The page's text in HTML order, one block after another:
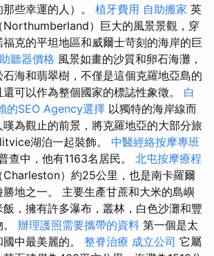
些幸運的人）。 植牙費用 自助搬家 英
Northumberland）巨大的風景景觀，穿
克的平坦地區和威爾士苛刻的海岸的巨
助聽器價格 風景如畫的沙質和卵石海灘，
海和翡翠樹，不僅是這個克羅地亞島的
可以作為整個國家的標誌性象徵。 白
的SEO Agency選擇 以獨特的海岸線而
為觀止的前景，將克羅地亞的大部分旅
湖泊一起裝飾。 中醫經絡按摩專班
查中，他有1163名居民。 北屯按摩療程
Charleston）約25公里，也是南卡羅爾
地之一。 主要生產甘蔗和大米的島嶼
，擁有許多瀑布，叢林，白色沙灘和豐
辦理護照需要攜帶的資料 第一個是太
中最美麗的。 整脊治療 成立公司 它屬